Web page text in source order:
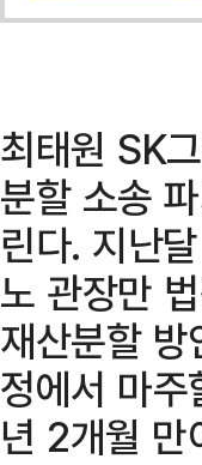
최태원 SK
분할 소송
린다. 지난
노 관장만
재산분할
정에서 마
년 2개월 만